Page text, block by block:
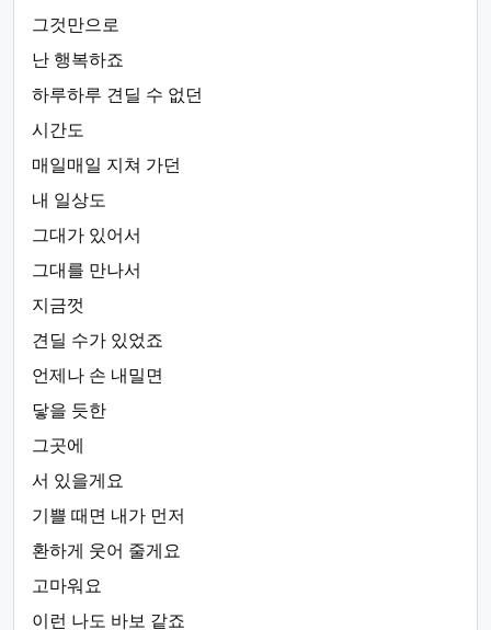
그것만으로
난 행복하죠
하루하루 견딜 수 없던
시간도
매일매일 지쳐 가던
내 일상도
그대가 있어서
그대를 만나서
지금껏
견딜 수가 있었죠
언제나 손 내밀면
닿을 듯한
그곳에
서 있을게요
기쁠 때면 내가 먼저
환하게 웃어 줄게요
고마워요
이런 나도 바보 같죠